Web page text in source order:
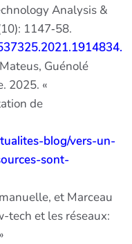
Analysis &
1147‑58.
Guénolé
2025. «
de
blog/vers-un-
sont-
et Marceau
tech et les réseaux: